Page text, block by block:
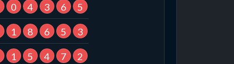
0 4 3 6 5
1 8 6 5 3
1 5 4 7 2